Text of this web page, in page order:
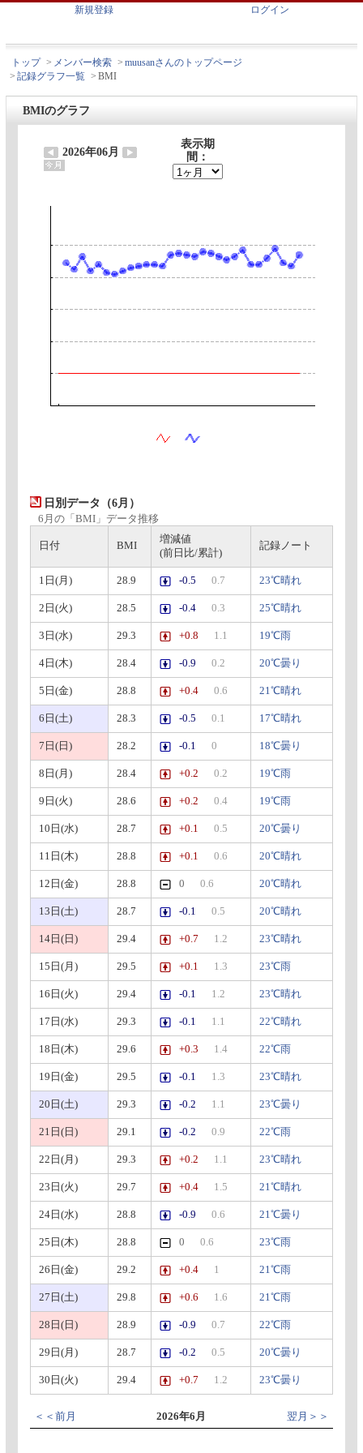
新規登録 ログイン
トップ > メンバー検索 > muusanさんのトップページ
> 記録グラフ一覧 > BMI
BMIのグラフ
2026年06月
表示期
間：
日別データ（6月）
6月の「BMI」データ推移
日付 BMI
増減値
(前日比/累計)
記録ノート
1日(月) 28.9 -0.5 0.7 23℃晴れ
2日(火) 28.5 -0.4 0.3 25℃晴れ
3日(水) 29.3 +0.8 1.1 19℃雨
4日(木) 28.4 -0.9 0.2 20℃曇り
5日(金) 28.8 +0.4 0.6 21℃晴れ
6日(土) 28.3 -0.5 0.1 17℃晴れ
7日(日) 28.2 -0.1 0 18℃曇り
8日(月) 28.4 +0.2 0.2 19℃雨
9日(火) 28.6 +0.2 0.4 19℃雨
10日(水) 28.7 +0.1 0.5 20℃曇り
11日(木) 28.8 +0.1 0.6 20℃晴れ
12日(金) 28.8 0 0.6 20℃晴れ
13日(土) 28.7 -0.1 0.5 20℃晴れ
14日(日) 29.4 +0.7 1.2 23℃晴れ
15日(月) 29.5 +0.1 1.3 23℃雨
16日(火) 29.4 -0.1 1.2 23℃晴れ
17日(水) 29.3 -0.1 1.1 22℃晴れ
18日(木) 29.6 +0.3 1.4 22℃雨
19日(金) 29.5 -0.1 1.3 23℃晴れ
20日(土) 29.3 -0.2 1.1 23℃曇り
21日(日) 29.1 -0.2 0.9 22℃雨
22日(月) 29.3 +0.2 1.1 23℃晴れ
23日(火) 29.7 +0.4 1.5 21℃晴れ
24日(水) 28.8 -0.9 0.6 21℃曇り
25日(木) 28.8 0 0.6 23℃雨
26日(金) 29.2 +0.4 1 21℃雨
27日(土) 29.8 +0.6 1.6 21℃雨
28日(日) 28.9 -0.9 0.7 22℃雨
29日(月) 28.7 -0.2 0.5 20℃曇り
30日(火) 29.4 +0.7 1.2 23℃曇り
＜＜前月 2026年6月 翌月＞＞